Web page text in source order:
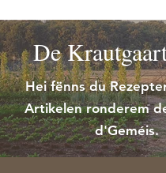
De
Hei fënns du
Artikelen ronderem
d'Geméis.